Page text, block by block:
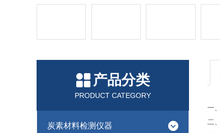
产品分类
PRODUCT CATEGORY
炭素材料检测仪器
一
二